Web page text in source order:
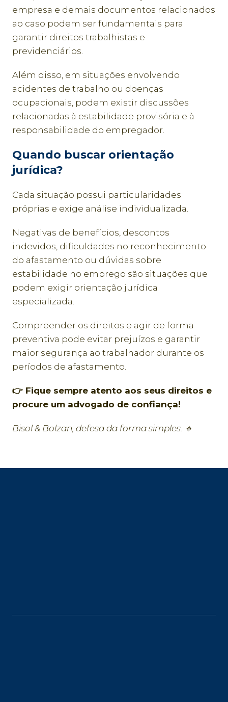
empresa e demais documentos relacionados
ao caso podem ser fundamentais para
garantir direitos trabalhistas e
previdenciários.
Além disso, em situações envolvendo
acidentes de trabalho ou doenças
ocupacionais, podem existir discussões
relacionadas à estabilidade provisória e à
responsabilidade do empregador.
Quando buscar orientação
jurídica?
Cada situação possui particularidades
próprias e exige análise individualizada.
Negativas de benefícios, descontos
indevidos, dificuldades no reconhecimento
do afastamento ou dúvidas sobre
estabilidade no emprego são situações que
podem exigir orientação jurídica
especializada.
Compreender os direitos e agir de forma
preventiva pode evitar prejuízos e garantir
maior segurança ao trabalhador durante os
períodos de afastamento.
👉 Fique sempre atento aos seus direitos e
procure um advogado de confiança!
Bisol & Bolzan, defesa da forma simples. 🔹